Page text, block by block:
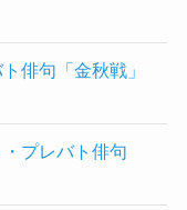
俳句「金秋戦」
プレバト俳句